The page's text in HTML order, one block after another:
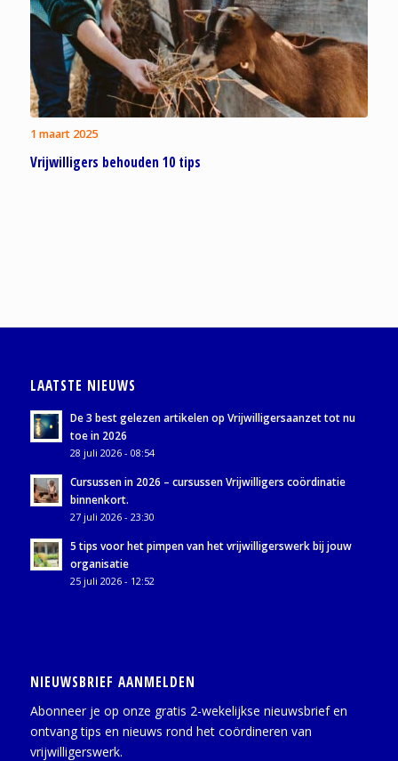
Vrijwilligers behouden 10 tips
1 maart 2025
LAATSTE NIEUWS
De 3 best gelezen artikelen op Vrijwilligersaanzet tot nu
toe in 2026
28 juli 2026 - 08:54
Cursussen in 2026 – cursussen Vrijwilligers coördinatie
binnenkort.
27 juli 2026 - 23:30
5 tips voor het pimpen van het vrijwilligerswerk bij jouw
organisatie
25 juli 2026 - 12:52
NIEUWSBRIEF AANMELDEN
Abonneer je op onze gratis 2-wekelijkse nieuwsbrief en
ontvang tips en nieuws rond het coördineren van
vrijwilligerswerk.